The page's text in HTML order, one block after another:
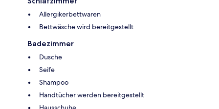
Allergikerbettwaren
Bettwäsche wird bereitgestellt
Badezimmer
Dusche
Seife
Shampoo
Handtücher werden bereitgestellt